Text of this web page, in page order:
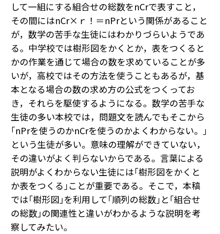
して一組にする組合せの総数をnCrで表すこと，
その間にはnCr× ｒ ！＝nPrという関係があること
が，数学の苦手な生徒にはわかりづらいようであ
る。中学校では樹形図をかくとか，表をつくると
かの作業を通じて場合の数を求めていることが多
いが，高校ではその方法を使うこともあるが，基
本となる場合の数の求め方の公式をつくってお
き，それらを駆使するようになる。数学の苦手な
生徒の多い本校では，問題文を読んでもそこから
｢nPrを使うのかnCrを使うのかよくわからない。｣
という生徒が多い。意味の理解ができていない，
その違いがよく判らないからである。言葉による
説明がよくわからない生徒には｢樹形図をかくと
か表をつくる｣ことが重要である。そこで，本稿
では｢樹形図｣を利用して｢順列の総数｣と｢組合せ
の総数｣の関連性と違いがわかるような説明を考
察してみたい。